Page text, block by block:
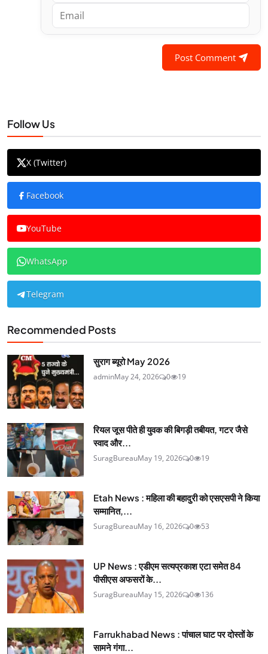
Post Comment
Follow Us
X (Twitter)
Facebook
YouTube
WhatsApp
Telegram
Recommended Posts
सुराग ब्यूरो May 2026
adminMay 24, 2026 0 19
रियल जूस पीते ही युवक की बिगड़ी तबीयत, गटर जैसे
स्वाद और...
SuragBureauMay 19, 2026 0 19
Etah News : महिला की बहादुरी को एसएसपी ने किया
सम्मानित,...
SuragBureauMay 16, 2026 0 53
UP News : एडीएम सत्यप्रकाश एटा समेत 84
पीसीएस अफसरों के...
SuragBureauMay 15, 2026 0 136
Farrukhabad News : पांचाल घाट पर दोस्तों के
सामने गंगा...